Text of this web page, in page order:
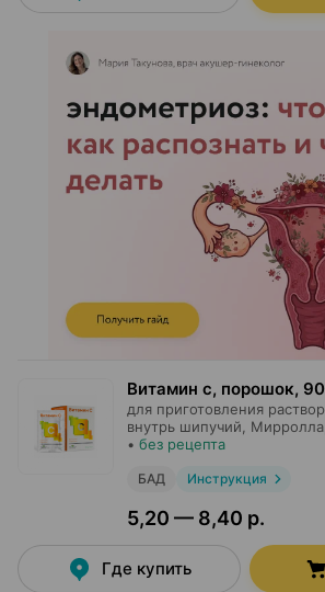
Витамин c, порошок,
для приготовления
внутрь шипучий,
Мирролла
• без рецепта
БАД Инструкция
5,20 — 8,40 р.
Где купить